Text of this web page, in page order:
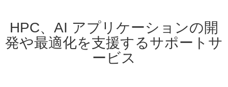
HPC、AI アプリケーションの開
発や最適化を支援するサポートサ
ービス